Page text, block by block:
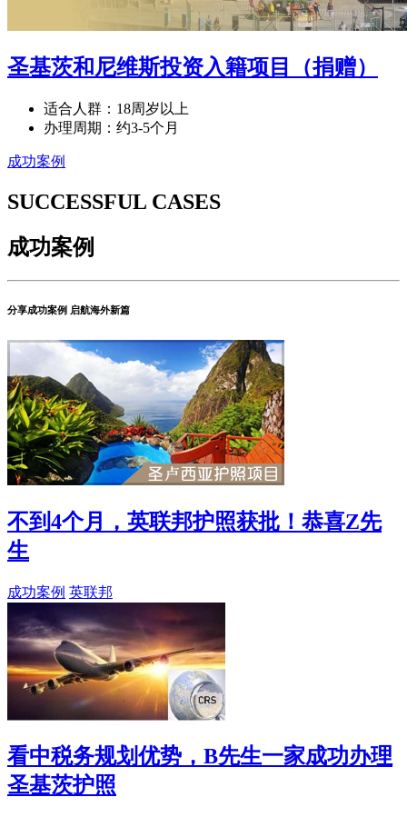
圣基茨和尼维斯投资入籍项目（捐赠）
适合人群：18周岁以上
办理周期：约3-5个月
成功案例
SUCCESSFUL CASES
成功案例
分享成功案例 启航海外新篇
不到4个月，英联邦护照获批！恭喜Z先
生
成功案例 英联邦
看中税务规划优势，B先生一家成功办理
圣基茨护照